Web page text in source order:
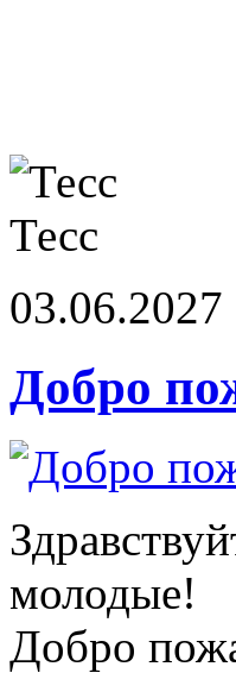
Тесс
03.06.2027
Добро
молодые!
Добро